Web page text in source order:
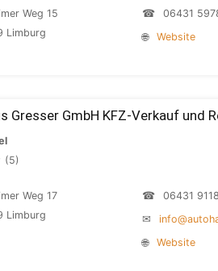
Weg 15
Limburg
☎
06431
🌐
Website
Gresser GmbH KFZ-Verkauf und
(5)
Weg 17
Limburg
☎
06431
✉
🌐
Website